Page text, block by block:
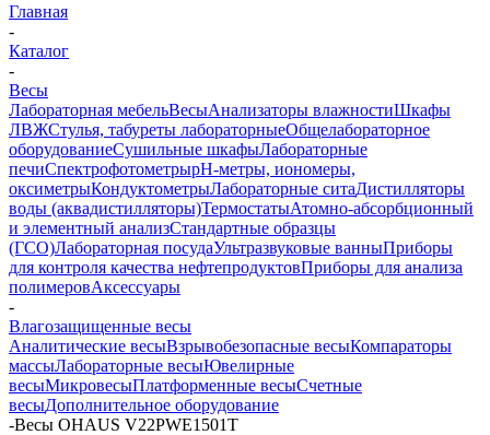
Главная
-
Каталог
-
Весы
Лабораторная мебельВесыАнализаторы влажностиШкафы
ЛВЖСтулья, табуреты лабораторныеОбщелабораторное
оборудованиеСушильные шкафыЛабораторные
печиСпектрофотометрыpH-метры, иономеры,
оксиметрыКондуктометрыЛабораторные ситаДистилляторы
воды (аквадистилляторы)ТермостатыАтомно-абсорбционный
и элементный анализСтандартные образцы
(ГСО)Лабораторная посудаУльтразвуковые ванныПриборы
для контроля качества нефтепродуктовПриборы для анализа
полимеровАксессуары
-
Влагозащищенные весы
Аналитические весыВзрывобезопасные весыКомпараторы
массыЛабораторные весыЮвелирные
весыМикровесыПлатформенные весыСчетные
весыДополнительное оборудование
-Весы OHAUS V22PWE1501T